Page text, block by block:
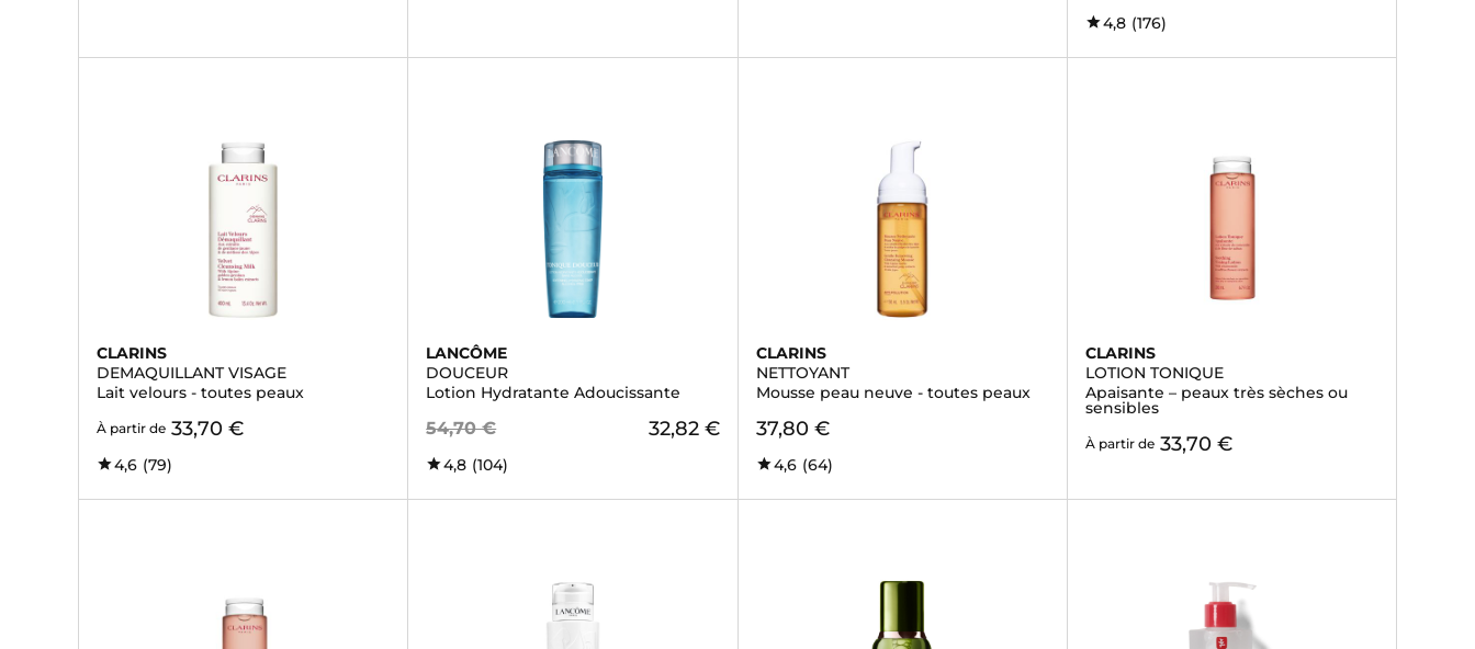
4,8 (176)
CLARINS
DEMAQUILLANT VISAGE
Lait velours - toutes peaux
À partir de 33,70 €
4,6 (79)
LANCÔME
DOUCEUR
Lotion Hydratante Adoucissante
54,70 € 32,82 €
4,8 (104)
CLARINS
NETTOYANT
Mousse peau neuve - toutes peaux
37,80 €
4,6 (64)
CLARINS
LOTION TONIQUE
Apaisante – peaux très sèches ou
sensibles
À partir de 33,70 €